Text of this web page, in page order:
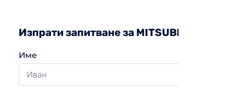
Изпрати запитване за MITSUBISHI
Име